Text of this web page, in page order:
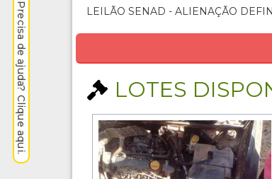
LEILÃO SENAD - ALIENAÇÃO
LOTES
Precisa de ajuda? Clique aqui.